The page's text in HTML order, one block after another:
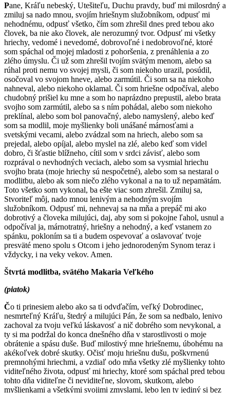
Pane, Kráľu nebeský, Utešiteľu, Duchu pravdy, buď mi milosrdný a
zmiluj sa nado mnou, svojím hriešnym služobníkom, odpusť mi
nehodnému, odpusť všetko, čím som zhrešil dnes pred tebou ako
človek, ba nie ako človek, ale nerozumný tvor. Odpusť mi všetky
hriechy, vedomé i nevedomé, dobrovoľné i nedobrovoľné, ktoré
som spáchal od mojej mladosti z pohoršenia, z prenáhlenia a zo
zlého úmyslu. Či už som zhrešil tvojím svätým menom, alebo sa
rúhal proti nemu vo svojej mysli, či som niekoho urazil, posúdil,
osočoval vo svojom hneve, alebo zarmútil. Či som sa na niekoho
nahneval, alebo niekoho oklamal. Či som hriešne odpočíval, alebo
chudobný prišiel ku mne a som ho naprázdno prepustil, alebo brata
svojho som zarmútil, alebo sa s ním pohádal, alebo som niekoho
preklínal, alebo som bol panovačný, alebo namyslený, alebo keď
som sa modlil, moje myšlienky boli unášané márnosťami a
svetskými vecami, alebo zvádzal som na hriech, alebo som sa
prejedal, alebo opíjal, alebo myslel na zlé, alebo keď som videl
dobro, či šťastie blížneho, cítil som v srdci závisť, alebo som
rozprával o nevhodných veciach, alebo som sa vysmial hriechu
svojho brata (moje hriechy sú nespočetné), alebo som sa nestaral o
modlitbu, alebo ak som niečo zlého vykonal a na to už nepamätám.
Toto všetko som vykonal, ba ešte viac som zhrešil. Zmiluj sa,
Stvoriteľ môj, nado mnou lenivým a nehodným svojím
služobníkom. Odpusť mi, nehnevaj sa na mňa a prepáč mi ako
dobrotivý a človeka milujúci, daj, aby som si pokojne ľahol, usnul a
odpočíval ja, márnotratný, hriešny a nehodný, a keď vstanem zo
spánku, pokloním sa ti a budem ospevovať a oslavovať tvoje
presväté meno spolu s Otcom i jeho jednorodeným Synom teraz i
vždycky, i na veky vekov. Amen.
Štvrtá modlitba, svätého Makaria Veľkého
(piatok)
Čo ti prinesiem alebo ako sa ti odvďačím, veľký Dobrodinec,
nesmrteľný Kráľu, štedrý a milujúci Pán, že som sa nedbalo, lenivo
zachoval za tvoju veľkú láskavosť a nič dobrého som nevykonal, a
ty si ma podržal do konca dnešného dňa v starostlivosti o moje
obrátenie a spásu duše. Buď milostivý mne hriešnemu, úbohému na
akékoľvek dobré skutky. Očisť moju hriešnu dušu, poškvrnenú
premnohými hriechmi, a vzdiaľ odo mňa všetky zlé myšlienky tohto
viditeľného života, odpusť mi hriechy, ktoré som spáchal pred tebou
tohto dňa viditeľne či neviditeľne, slovom, skutkom, alebo
myšlienkami a všetkými svojimi zmyslami, lebo len ty jediný si bez